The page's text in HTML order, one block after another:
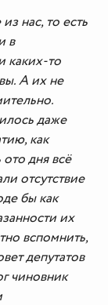
нас, то есть
в
каких-то
А их не
даже
как
дня всё
отсутствие
бы как
их
вспомнить,
депутатов
чиновник